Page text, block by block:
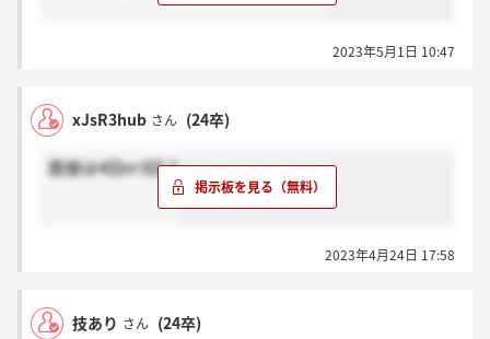
2023年5月1日 10:47
xJsR3hub さん (24卒)
面接は4回or3回？
2023年4月24日 17:58
技あり さん (24卒)